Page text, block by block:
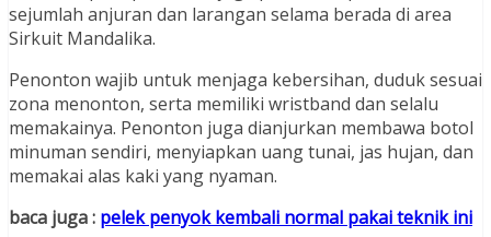
sejumlah anjuran dan larangan selama berada di area
Sirkuit Mandalika.
Penonton wajib untuk menjaga kebersihan, duduk sesuai
zona menonton, serta memiliki wristband dan selalu
memakainya. Penonton juga dianjurkan membawa botol
minuman sendiri, menyiapkan uang tunai, jas hujan, dan
memakai alas kaki yang nyaman.
baca juga : pelek penyok kembali normal pakai teknik ini